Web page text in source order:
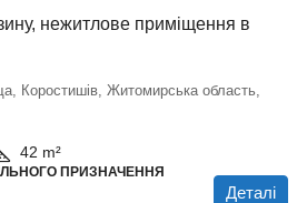
нежитлове приміщення в
Коростишів, Житомирська область,
42 m²
ПРИЗНАЧЕННЯ
Деталі